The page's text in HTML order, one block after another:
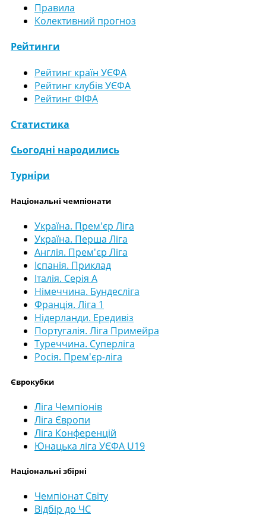
Правила
Колективний прогноз
Рейтинги
Рейтинг країн УЄФА
Рейтинг клубів УЄФА
Рейтинг ФІФА
Статистика
Сьогодні народились
Турніри
Національні чемпіонати
Україна. Прем'єр Ліга
Україна. Перша Ліга
Англія. Прем'єр Ліга
Іспанія. Приклад
Італія. Серія А
Німеччина. Бундесліга
Франція. Ліга 1
Нідерланди. Ередивіз
Португалія. Ліга Примейра
Туреччина. Суперліга
Росія. Прем'єр-ліга
Єврокубки
Ліга Чемпіонів
Ліга Європи
Ліга Конференцій
Юнацька ліга УЄФА U19
Національні збірні
Чемпіонат Світу
Відбір до ЧС